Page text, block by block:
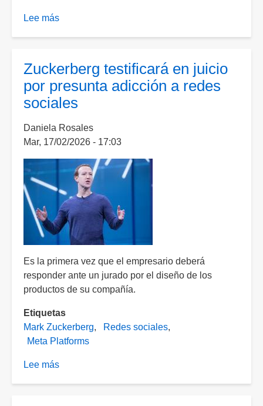
Lee más
de
redes
sociales
menores
de
16
años
Zuckerberg testificará en juicio
por presunta adicción a redes
sociales
Daniela Rosales
Mar, 17/02/2026 - 17:03
Es la primera vez que el empresario deberá
responder ante un jurado por el diseño de los
productos de su compañía.
Etiquetas
Mark Zuckerberg
Redes sociales
Meta Platforms
Lee más